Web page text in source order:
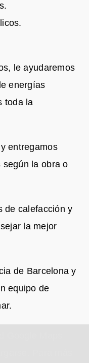
le ayudaremos
energías
toda la
entregamos
según la obra o
de calefacción y
la mejor
de Barcelona y
equipo de